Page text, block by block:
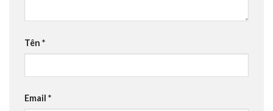
Tên *
Email *